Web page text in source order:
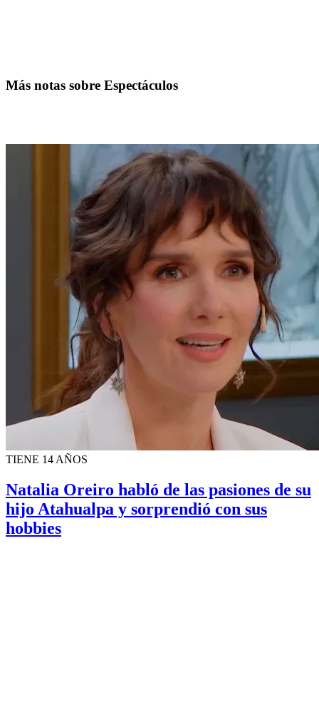
Más notas sobre Espectáculos
TIENE 14 AÑOS
Natalia Oreiro habló de las pasiones de su
hijo Atahualpa y sorprendió con sus
hobbies